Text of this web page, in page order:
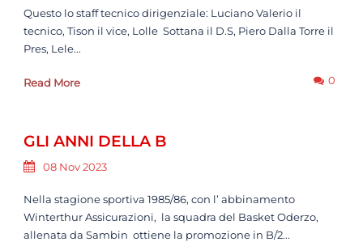
Questo lo staff tecnico dirigenziale: Luciano Valerio il
tecnico, Tison il vice, Lolle Sottana il D.S, Piero Dalla Torre il
Pres, Lele...
Read More 0
GLI ANNI DELLA B
08 Nov 2023
Nella stagione sportiva 1985/86, con l’ abbinamento
Winterthur Assicurazioni, la squadra del Basket Oderzo,
allenata da Sambin ottiene la promozione in B/2...